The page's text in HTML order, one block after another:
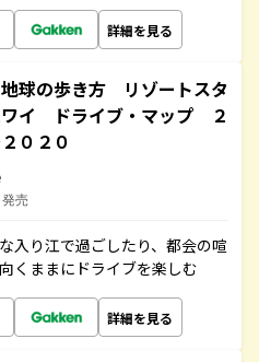
詳細を見る
球の歩き方 リゾートスタ
イ ドライブ・マップ ２
０２０
売
入り江で過ごしたり、都会の喧
くままにドライブを楽しむ
詳細を見る